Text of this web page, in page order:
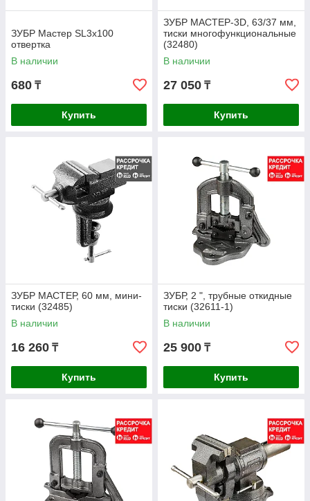
ЗУБР Мастер SL3x100
отвертка
В наличии
680 ₸
Купить
ЗУБР МАСТЕР-3D, 63/37 мм,
тиски многофункциональные
(32480)
В наличии
27 050 ₸
Купить
ЗУБР МАСТЕР, 60 мм, мини-
тиски (32485)
В наличии
16 260 ₸
Купить
ЗУБР, 2 ", трубные откидные
тиски (32611-1)
В наличии
25 900 ₸
Купить